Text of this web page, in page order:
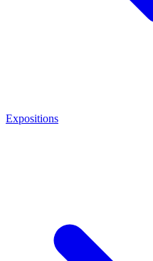
Expositions